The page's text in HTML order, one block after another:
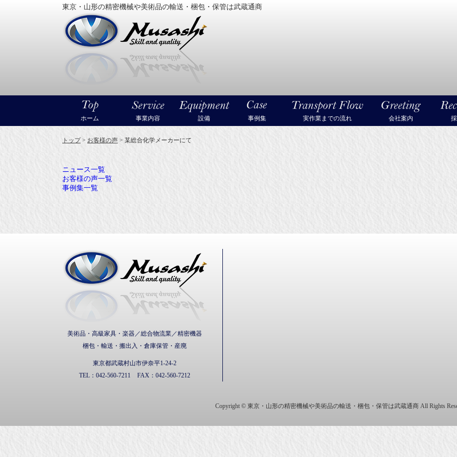
東京・山形の精密機械や美術品の輸送・梱包・保管は武蔵通商
ホーム 事業内容 設備 事例集 実作業までの流れ 会社案内
トップ> お客様の声 > 某総合化学メーカーにて
ニュース一覧
お客様の声一覧
事例集一覧
美術品・高級家具・楽器／総合物流業／精密機器
梱包・輸送・搬出入・倉庫保管・産廃
東京都武蔵村山市伊奈平1-24-2
TEL： 042-560-7211 FAX： 042-560-7212
Copyright © 東京・山形の精密機械や美術品の輸送・梱包・保管は武蔵通商 All Rights